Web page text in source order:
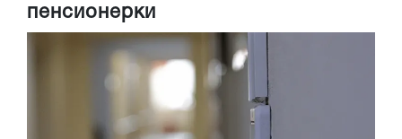
пенсионерки